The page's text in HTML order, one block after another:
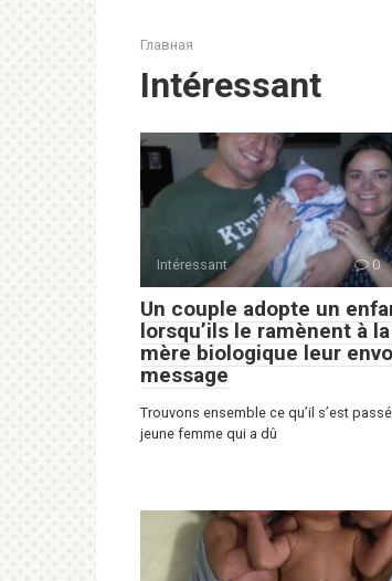
Главная
Intéressant
Intéressant 0
Un couple adopte un
lorsqu’ils le ramènent à
mère biologique leur
message
Trouvons ensemble ce qu’il s’est
jeune femme qui a dû